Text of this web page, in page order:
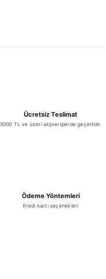
Ücretsiz Teslimat
3000 TL ve üzeri alışverişlerde geçerlidir.
Ödeme Yöntemleri
Kredi kartı seçenekleri